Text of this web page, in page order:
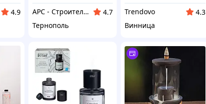
4.9
АРС - Строительный интернет-гипермаркет
4.7
Тернополь
Trendovo
4.3
Винница